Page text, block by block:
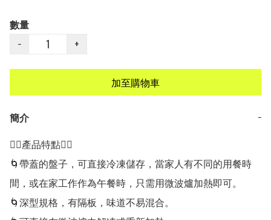
數量
−
+
加至購物車
簡介
−
👍🏻產品特點👍🏻
🌀帶蓋的盤子，可直接冷凍儲存，當家人有不同的用餐時
間，或在家工作作為午餐時，只需用微波爐加熱即可。
🌀深型規格，有隔板，味道不易混合。